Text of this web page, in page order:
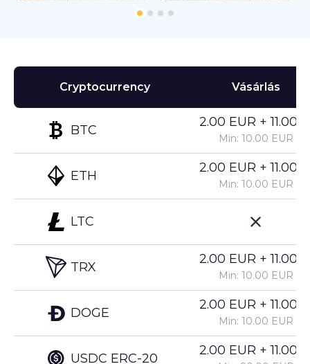
Cryptocurrency
BTC
ETH
LTC
TRX
DOGE
USDC ERC-20
Vásárlás
2.00 EUR +
Min: 10.00 EUR
2.00 EUR +
Min: 10.00 EUR
2.00 EUR +
Min: 10.00 EUR
2.00 EUR +
Min: 10.00 EUR
2.00 EUR +